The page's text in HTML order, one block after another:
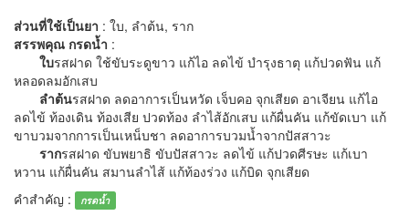
ส่วนที่ใช้เป็นยา : ใบ, ลำต้น, ราก
สรรพคุณ กรดน้ำ :
ใบรสฝาด ใช้ขับระดูขาว แก้ไอ ลดไข้ บำรุงธาตุ แก้ปวดฟัน แก้
หลอดลมอักเสบ
ลำต้นรสฝาด ลดอาการเป็นหวัด เจ็บคอ จุกเสียด อาเจียน แก้ไอ
ลดไข้ ท้องเดิน ท้องเสีย ปวดท้อง ลำไส้อักเสบ แก้ผื่นคัน แก้ขัดเบา แก้
ขาบวมจากการเป็นเหน็บชา ลดอาการบวมน้ำจากปัสสาวะ
รากรสฝาด ขับพยาธิ ขับปัสสาวะ ลดไข้ แก้ปวดศีรษะ แก้เบา
หวาน แก้ผื่นคัน สมานลำไส้ แก้ท้องร่วง แก้บิด จุกเสียด
คำสำคัญ :
กรดน้ำ